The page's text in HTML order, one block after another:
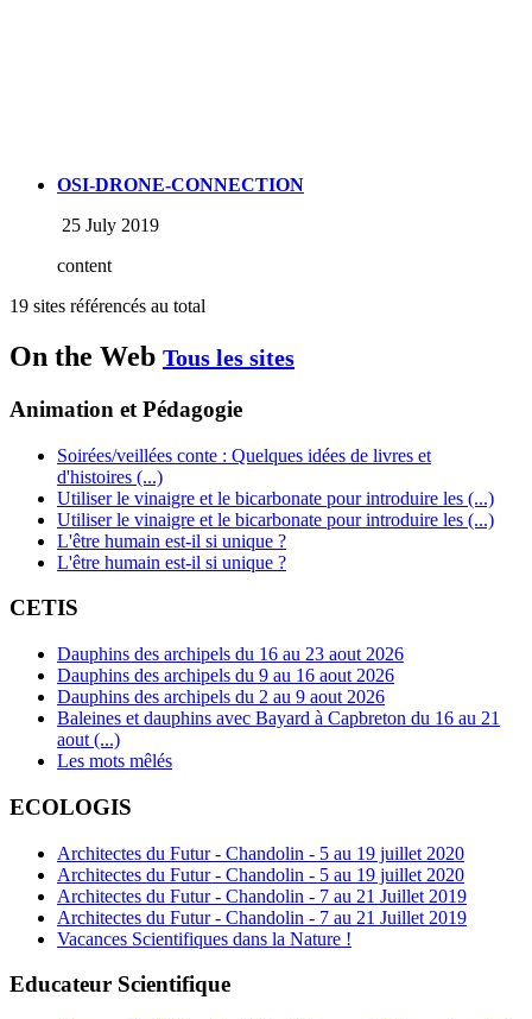
OSI-DRONE-CONNECTION
25 July 2019
content
19 sites référencés au total
On the Web Tous les sites
Animation et Pédagogie
Soirées/veillées conte : Quelques idées de livres et
d'histoires (...)
Utiliser le vinaigre et le bicarbonate pour introduire les (...)
Utiliser le vinaigre et le bicarbonate pour introduire les (...)
L'être humain est-il si unique ?
L'être humain est-il si unique ?
CETIS
Dauphins des archipels du 16 au 23 aout 2026
Dauphins des archipels du 9 au 16 aout 2026
Dauphins des archipels du 2 au 9 aout 2026
Baleines et dauphins avec Bayard à Capbreton du 16 au 21
aout (...)
Les mots mêlés
ECOLOGIS
Architectes du Futur - Chandolin - 5 au 19 juillet 2020
Architectes du Futur - Chandolin - 5 au 19 juillet 2020
Architectes du Futur - Chandolin - 7 au 21 Juillet 2019
Architectes du Futur - Chandolin - 7 au 21 Juillet 2019
Vacances Scientifiques dans la Nature !
Educateur Scientifique